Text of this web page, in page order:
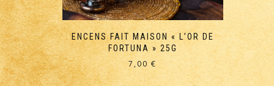
ENCENS FAIT MAISON « L’OR DE
FORTUNA » 25G
7,00€